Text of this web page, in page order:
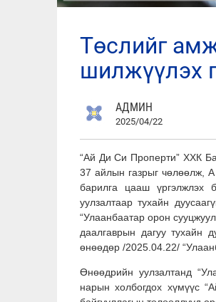
төслийг амжилттай үргэлжлүүлэх арга зам, хөрөнгө
шилжүүлэх
АДМИН
2025/04/22
“Ай Ди Си Проперти” ХХК
37 айлын газрыг чөлөөлж, А
барилга цааш үргэлжлэх
уулзалтаар тухайн
“Улаанбаатар орон
даалгаврын дагуу тухайн
өнөөдөр /2025.04.22/
Өнөөдрийн уулзалтанд
нарын холбогдох хүмүүс